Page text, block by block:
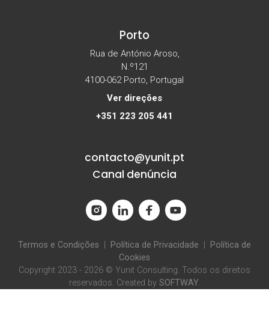
Porto
Rua de António Aroso,
N.º121
4100-062 Porto, Portugal
Ver direções
+351 223 205 441
contacto@yunit.pt
Canal denúncia
Termos e Condições Política de Privacidade
Política de
Cookies
Copyright 2023 - 2026 © Yunit Consulting. Todos os direitos
reservados. Created by SOFTWAY.